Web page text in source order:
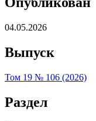
04.05.2026
Выпуск
Том 19 № 106 (2026)
Раздел